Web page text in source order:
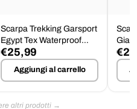
Scarpa Trekking Garsport
Egypt Tex Waterproof
Tg.46 - Offerta
€25,99
Aggiungi al carrello
Giau